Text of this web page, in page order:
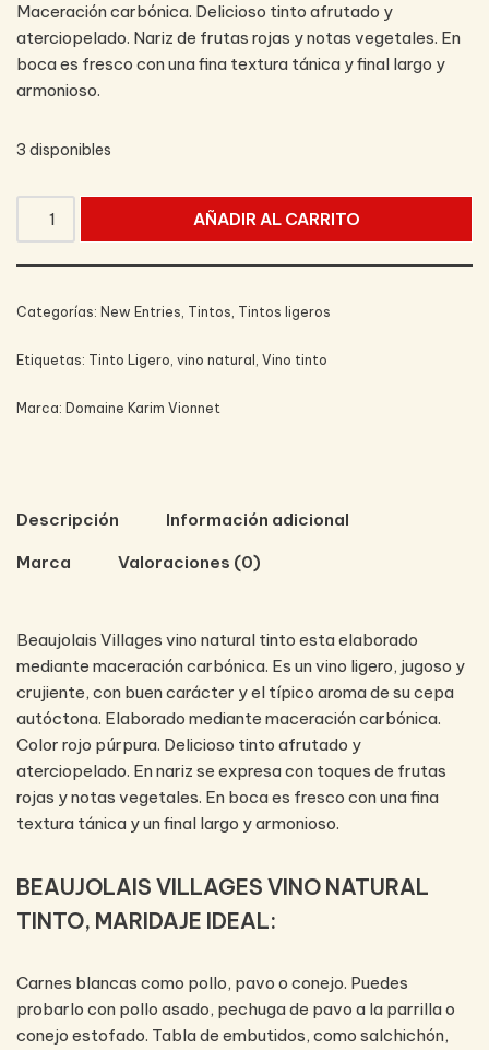
Maceración carbónica. Delicioso tinto afrutado y
aterciopelado. Nariz de frutas rojas y notas vegetales. En
boca es fresco con una fina textura tánica y final largo y
armonioso.
3 disponibles
AÑADIR AL CARRITO
Categorías: New Entries, Tintos, Tintos ligeros
Etiquetas: Tinto Ligero, vino natural , Vino tinto
Marca: Domaine Karim Vionnet
Descripción Información adicional
Marca Valoraciones (0)
Beaujolais Villages vino natural tinto esta elaborado
mediante maceración carbónica. Es un vino ligero, jugoso y
crujiente, con buen carácter y el típico aroma de su cepa
autóctona. Elaborado mediante maceración carbónica.
Color rojo púrpura. Delicioso tinto afrutado y
aterciopelado. En nariz se expresa con toques de frutas
rojas y notas vegetales. En boca es fresco con una fina
textura tánica y un final largo y armonioso.
BEAUJOLAIS VILLAGES VINO NATURAL
TINTO, MARIDAJE IDEAL:
Carnes blancas como pollo, pavo o conejo. Puedes
probarlo con pollo asado, pechuga de pavo a la parrilla o
conejo estofado. Tabla de embutidos, como salchichón,